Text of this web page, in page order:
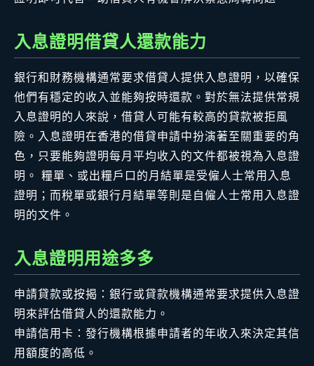
入息證明借貸人還款能力
銀行和財務機構通常要求借貸人提供入息證明，以確保
他們有穩定的收入並能夠按時還款。對於無法提供常規
入息證明的人來說，借貸人可能有較高的貸款被拒風
險。入息證明在香港的借貸申請中扮演著至關重要的角
色，只要能夠證明每月平均收入的文件都被視為入息證
明。 糧單、或出糧戶口的月結單是受僱人士常用入息
證明；而稅單或銀行月結單等則是自僱人士常用入息證
明的文件。
入息證明用途多多
申請貸款或按揭：銀行或貸款機構通常要求提供入息證
明來評估借貸人的還款能力。
申請信用卡：發行機構根據申請者的年收入來決定其信
用額度的高低。